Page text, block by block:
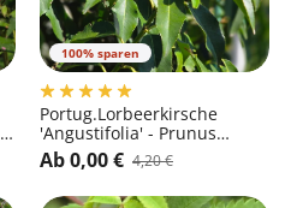
100% sparen
Portug.Lorbeerkirsche
'Angustifolia' - Prunus
lusitanica 'Angustifolia'
Ab 0,00 € 4,20 €